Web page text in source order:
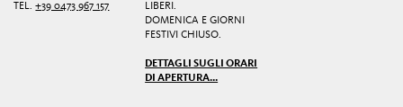
TEL.+39 0473 967 157
LIBERI.
DOMENICA E GIORNI
FESTIVI CHIUSO.
DETTAGLI SUGLI ORARI
DI APERTURA...